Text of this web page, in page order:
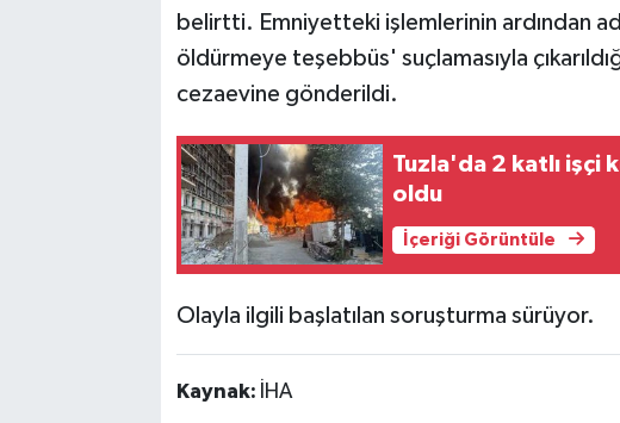
belirtti. Emniyetteki işlemlerinin ardından
öldürmeye teşebbüs' suçlamasıyla
cezaevine gönderildi.
Tuzla'da 2 katlı
oldu
İçeriği Görüntüle
Olayla ilgili başlatılan soruşturma sürüyor.
Kaynak: İHA